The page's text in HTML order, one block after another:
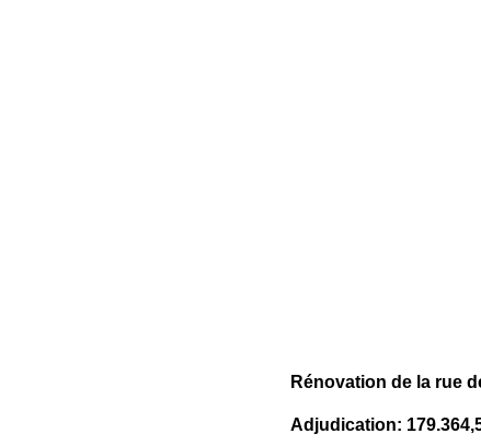
Rénovation de la rue
Adjudication: